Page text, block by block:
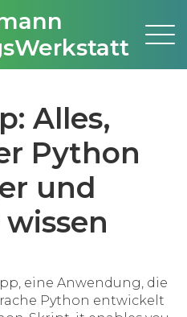
Alles,
Python
und
, eine Anwendung, die
Python entwickelt